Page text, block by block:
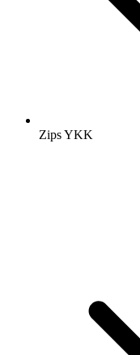
Zips YKK